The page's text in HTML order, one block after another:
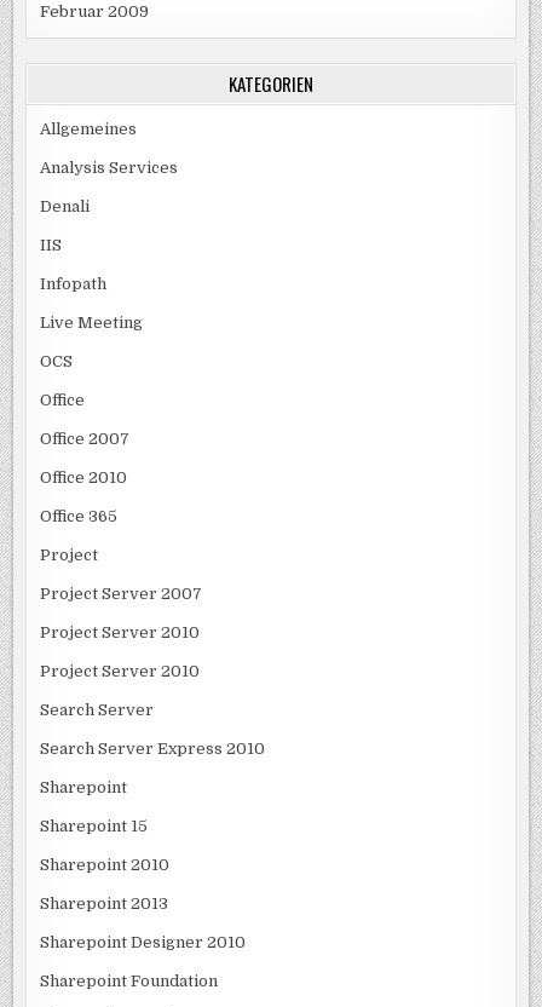
Februar 2009
KATEGORIEN
Allgemeines
Analysis Services
Denali
IIS
Infopath
Live Meeting
OCS
Office
Office 2007
Office 2010
Office 365
Project
Project Server 2007
Project Server 2010
Project Server 2010
Search Server
Search Server Express 2010
Sharepoint
Sharepoint 15
Sharepoint 2010
Sharepoint 2013
Sharepoint Designer 2010
Sharepoint Foundation